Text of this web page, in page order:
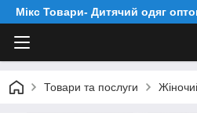
Мікс Товари- Дитячий одяг
Товари та послуги